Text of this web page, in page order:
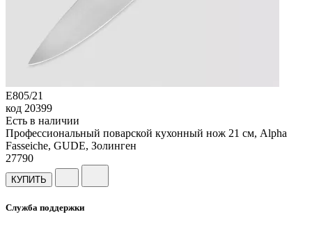
E805/21
код 20399
Есть в наличии
Профессиональный поварской кухонный нож 21 см, Alpha
Fasseiche, GUDE, Золинген
27790
КУПИТЬ
Служба поддержки